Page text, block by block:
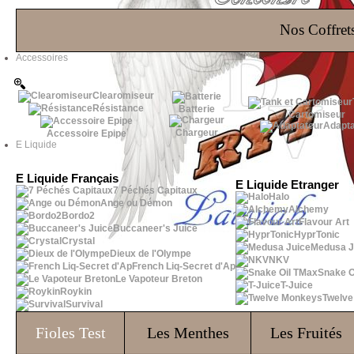
Nos
Accessoires
Clearomiseur
Résistance
Accessoire Epipe
Batterie
Chargeur
Cartomiseur
E Liquide
E Liquide Français
7 Péchés Capitaux
Ange ou Démon
Bordo2
Buccaneer's Juice
Crystal
Dieux de l'Olympe
French Liq-Secret d'Ap
Le Vapoteur Breton
Roykin
Survival
E Liquide Etranger
Halo
Alchemy
Flavour Art
HyprTonic
Medusa
NKV
Snake
T-Juice
Fioles Test Les Menthes Les Fruités